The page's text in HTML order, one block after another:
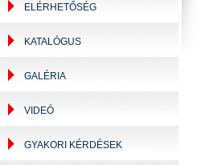
ELÉRHETŐSÉG
KATALÓGUS
GALÉRIA
VIDEÓ
GYAKORI KÉRDÉSEK